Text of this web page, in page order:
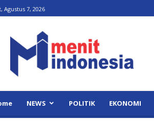
Agustus 7, 2026
Indonesia
NEWS POLITIK EKONOMI